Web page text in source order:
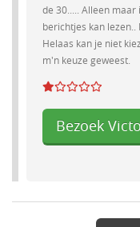
de 30..... Alleen
berichtjes kan
Helaas kan je niet
m'n keuze geweest.
Bezoek